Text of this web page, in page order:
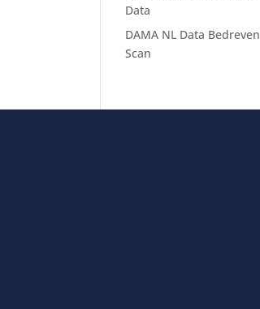
Data
DAMA NL Data Bedreven
Scan